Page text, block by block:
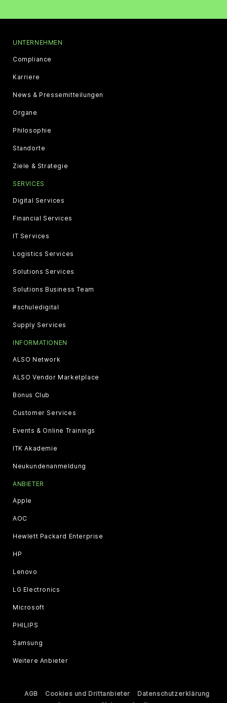
UNTERNEHMEN
Compliance
Karriere
News & Pressemitteilungen
Organe
Philosophie
Standorte
Ziele & Strategie
SERVICES
Digital Services
Financial Services
IT Services
Logistics Services
Solutions Services
Solutions Business Team
#schuledigital
Supply Services
INFORMATIONEN
ALSO Network
ALSO Vendor Marketplace
Bonus Club
Customer Services
Events & Online Trainings
ITK Akademie
Neukundenanmeldung
ANBIETER
Apple
AOC
Hewlett Packard Enterprise
HP
Lenovo
LG Electronics
Microsoft
PHILIPS
Samsung
Weitere Anbieter
AGB Cookies und Drittanbieter
Datenschutzerklärung